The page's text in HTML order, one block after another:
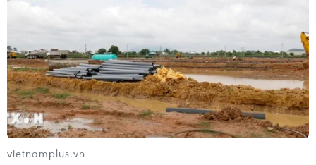
C.
vietnamplus.vn